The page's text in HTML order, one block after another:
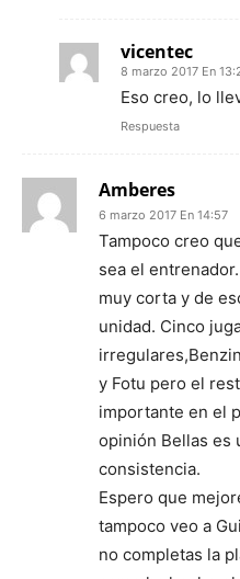
vicentec
8 marzo 2017 En
Eso creo, lo
Respuesta
Amberes
6 marzo 2017 En 14:57
Tampoco creo
sea el
muy corta y de
unidad. Cinco
y Fotu pero el
importante en el
opinión Bellas es
consistencia.
Espero que
tampoco veo a
no completas la